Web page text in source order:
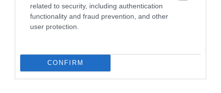
related to security, including authentication
functionality and fraud prevention, and other
user protection.
CONFIRM
ÉS VÉDETT HALAKAT MENTETT...
2026. augusztus 07